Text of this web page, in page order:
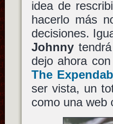
idea de
hacerlo más
decisiones.
Johnnytendrá
dejo ahora
The
ser vista, un
como una web